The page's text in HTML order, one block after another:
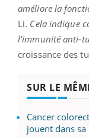
améliore la
Li. Cela indique
l'immunité anti-
croissance des
SUR LE
Cancer
jouent dans